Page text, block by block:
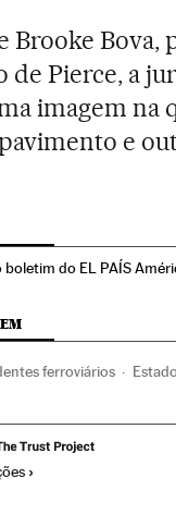
Brooke Bova,
de Pierce, a
imagem na
e
boletim do EL PAÍS
ferroviários